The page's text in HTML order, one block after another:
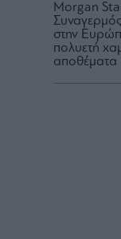
Morgan
Συναγερμός
στην
πολυετή
αποθέματα